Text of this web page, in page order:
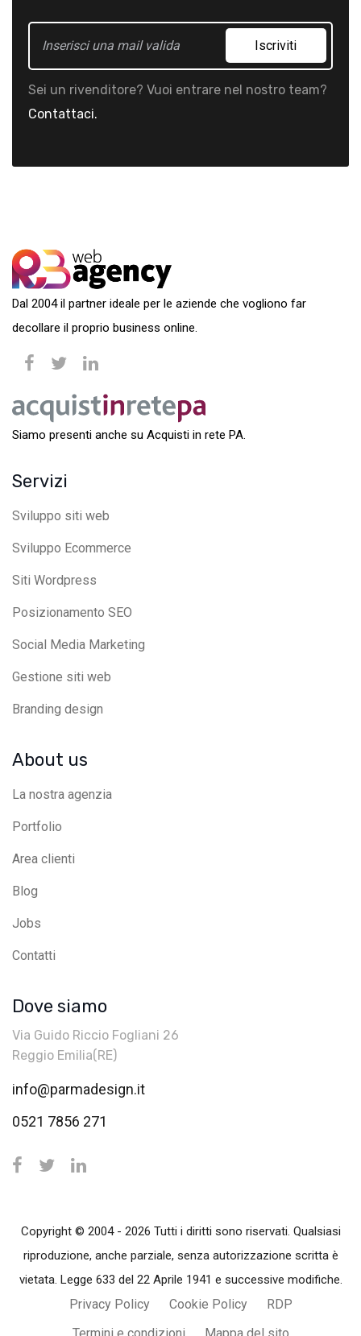
Iscriviti
Sei un rivenditore? Vuoi entrare nel nostro team?
Contattaci.
Dal 2004 il partner ideale per le aziende che vogliono far
decollare il proprio business online.
Siamo presenti anche su Acquisti in rete PA.
Servizi
Sviluppo siti web
Sviluppo Ecommerce
Siti Wordpress
Posizionamento SEO
Social Media Marketing
Gestione siti web
Branding design
About us
La nostra agenzia
Portfolio
Area clienti
Blog
Jobs
Contatti
Dove siamo
Via Guido Riccio Fogliani 26
Reggio Emilia(RE)
info@parmadesign.it
0521 7856 271
Copyright © 2004 - 2026 Tutti i diritti sono riservati. Qualsiasi
riproduzione, anche parziale, senza autorizzazione scritta è
vietata. Legge 633 del 22 Aprile 1941 e successive modifiche.
Privacy Policy Cookie Policy
RDP